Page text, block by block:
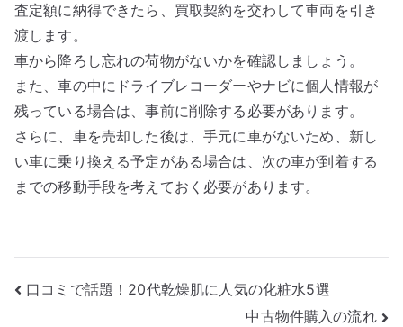
査定額に納得できたら、買取契約を交わして車両を引き
渡します。
車から降ろし忘れの荷物がないかを確認しましょう。
また、車の中にドライブレコーダーやナビに個人情報が
残っている場合は、事前に削除する必要があります。
さらに、車を売却した後は、手元に車がないため、新し
い車に乗り換える予定がある場合は、次の車が到着する
までの移動手段を考えておく必要があります。
投
口コミで話題！20代乾燥肌に人気の化粧水5選
中古物件購入の流れ